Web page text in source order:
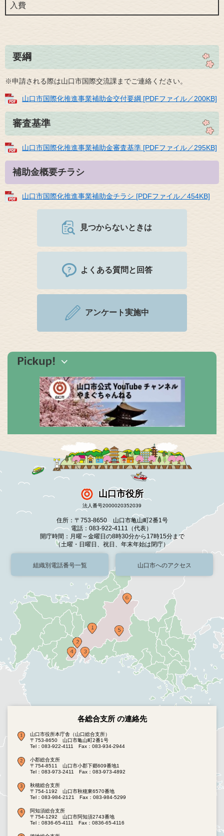
入費
要綱
※申請される際は山口市国際交流課までご連絡ください。
山口市国際化推進事業補助金交付要綱 [PDFファイル／200KB]
審査基準
山口市国際化推進事業補助金審査基準 [PDFファイル／295KB]
補助金概要チラシ
山口市国際化推進事業補助金チラシ [PDFファイル／454KB]
見つからないときは
よくある質問と回答
アンケート実施中
山口市役所
法人番号2000020352039
住所：〒753-8650 山口市亀山町2番1号
電話：083-922-4111（代表）
開庁時間：月曜～金曜日の8時30分から17時15分まで
（土曜・日曜日、祝日、年末年始は閉庁）
組織別電話番号一覧 山口市へのアクセス
各総合支所 の連絡先
山口市役所本庁舎（山口総合支所）
〒753-8650 山口市亀山町2番1号
Tel：083-922-4111
Fax：083-934-2944
小郡総合支所
〒754-8511 山口市小郡下郷609番地1
Tel：083-973-2411
Fax：083-973-4892
秋穂総合支所
〒754-1192 山口市秋穂東6570番地
Tel：083-984-2121
Fax：083-984-5299
阿知須総合支所
〒754-1292 山口市阿知須2743番地
Tel：0836-65-4111
Fax：0836-65-4116